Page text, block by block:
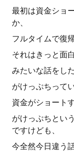
最初は資金ショ
か、
フルタイムで復
それはきっと面
みたいな話をし
がけっぷちって
資金がショート
がけっぷちとい
ですけども、
今全然今日違う